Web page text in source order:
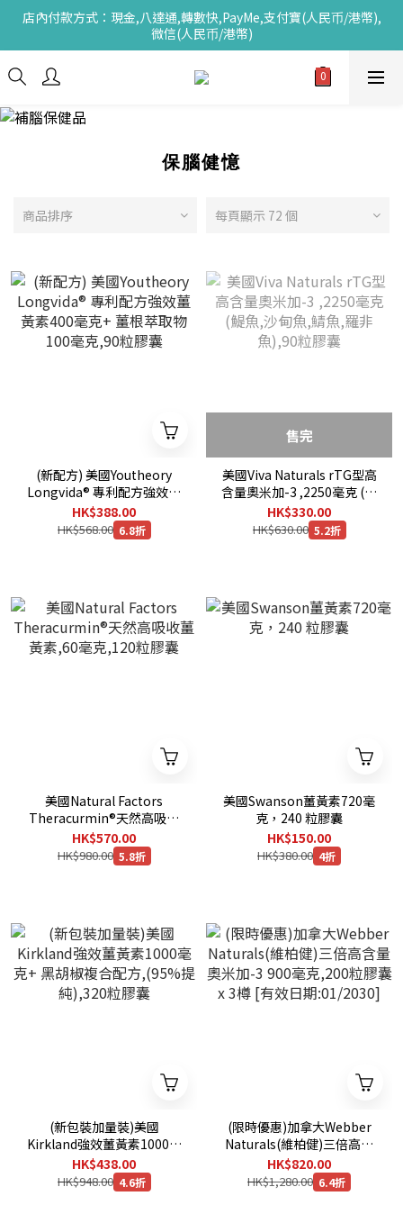
店內付款方式：現金,八達通,轉數快,PayMe,支付寶(人民币/港幣),
微信(人民币/港幣)
保腦健憶
商品排序 每頁顯示 72 個
(新配方) 美國Youtheory
Longvida® 專利配方強效薑
黃素400毫克+ 薑根萃取物
100毫克,90粒膠囊
HK$388.00
HK$568.00 6.8折
售完
美國Viva Naturals rTG型高
含量奧米加-3 ,2250毫克 (鯷
魚,沙甸魚,鯖魚,羅非魚),90粒
膠囊
HK$330.00
HK$630.00 5.2折
美國Natural Factors
Theracurmin®天然高吸收
薑黃素,60毫克,120粒膠囊
HK$570.00
HK$980.00 5.8折
美國Swanson薑黃素720毫
克，240 粒膠囊
HK$150.00
HK$380.00 4折
(新包裝加量裝)美國
Kirkland強效薑黃素1000毫
克+ 黑胡椒複合配方,(95%提
純),320粒膠囊
HK$438.00
HK$948.00 4.6折
(限時優惠)加拿大Webber
Naturals(維柏健)三倍高含
量奧米加-3 900毫克,200粒
膠囊 x 3樽 [有效日
期:01/2030]
HK$820.00
HK$1,280.00 6.4折